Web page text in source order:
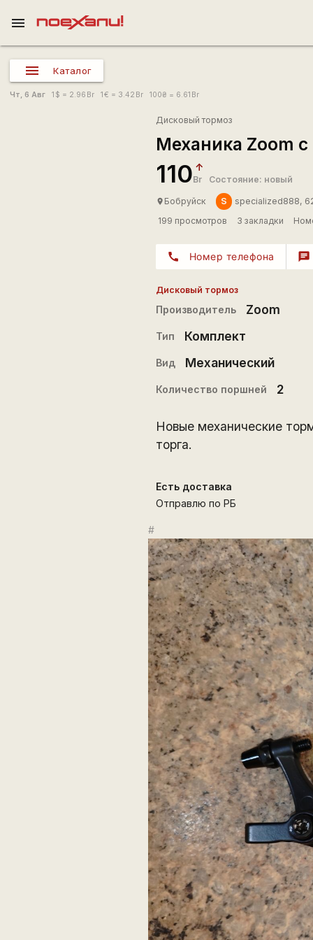
menu
Каталог
Чт, 6 Авг 1 $ = 2.96 Br 1€ = 3.42 Br 100₴ = 6.61 Br
Дисковый тормоз
Механика Zoom
110Br Состояние: новый
place Бобруйск S
specialized888,
199 просмотров
3 закладки
call Номер телефона chat
Дисковый тормоз
Производитель Zoom
Тип Комплект
Вид Механический
Количество поршней 2
Новые механические
торга.
Есть доставка
Отправлю по РБ
#